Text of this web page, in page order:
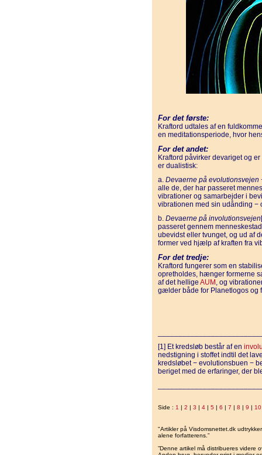
For det første:
Kraftord udtales af en
en meditationsperiode, hvor
For det andet:
Kraftord påvirker devariget og
er dualistisk:
a. Devaerne på evolutionsvejen
alle de, der har passeret
vibrationer og samarbejder i
vibrationen med sin udånding −
b. Devaerne på involutionsvejen
passeret gennem
ubevidst eller tvunget, og ud af
former ved hjælp af kraften fra
For det tredje:
Kraftord fungerer som en
opretholdes, hænger formerne
af det hellige AUM , og
gælder både for Planetlogos
[1] Et kredsløb består af en
nedstigning i stoffet indtil det
kredsløbet − evolutionsbuen −
beriget med de erfaringer, der
Side : 1 | 2 | 3 | 4 | 5 | 6 | 7 | 8 | 9 | 10
"Artikler på Visdomsnettet.dk
alene forfatterens.”
”Denne artikel må distribueres videre